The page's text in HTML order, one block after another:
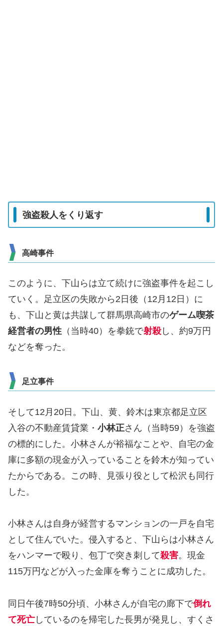
強盗殺人をくり返す
高崎事件
このように、下山らは立て続けに強盗事件を起こし
ていく。足立区の失敗から2日後（12月12日）に
も、下山と黄は共謀して群馬県高崎市のゲーム喫茶
経営者の男性 （当時40）を拳銃で射殺 し、約9万円
などを奪った。
足立事件
そして12月20日。下山、黄、鈴木は東京都足立区
入谷の不動産賃貸業・ 小林正さん（当時59）を強盗
の標的にした。小林さんが裕福なことや、自宅の金
庫に多額の現金が入っていることを鈴木が知ってい
たからである。この時、見張り役として松沢も同行
した。
小林さんは自身が経営するマンションの一戸を自宅
として住んでいた。侵入すると、下山らは小林さん
をハンマーで殴り、包丁で突き刺して殺害。現金
115万円などが入った金庫を奪うことに成功した。
同日午後7時50分頃、小林さんが自宅の廊下で倒れ
て死亡 しているのを帰宅した長男が発見し、すくさ